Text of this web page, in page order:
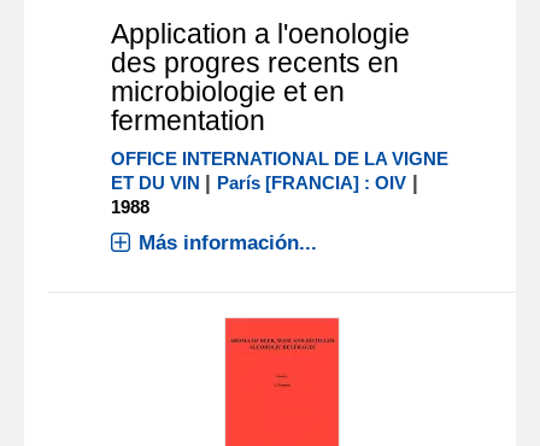
Application a l'oenologie
des progres recents en
microbiologie et en
fermentation
OFFICE INTERNATIONAL DE LA VIGNE
ET DU VIN | París [FRANCIA] : OIV |
1988
Más información...